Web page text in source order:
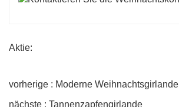
Aktie:
vorherige : Moderne Weihnachtsgirlande
nächste : Tannenzapfengirlande